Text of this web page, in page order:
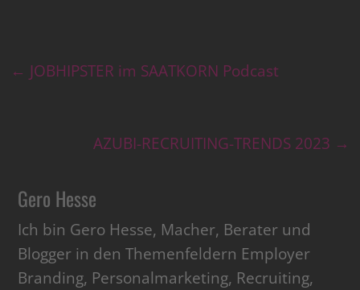
← JOBHIPSTER im SAATKORN Podcast
AZUBI-RECRUITING-TRENDS 2023 →
Gero Hesse
Ich bin Gero Hesse, Macher, Berater und
Blogger in den Themenfeldern Employer
Branding, Personalmarketing, Recruiting,